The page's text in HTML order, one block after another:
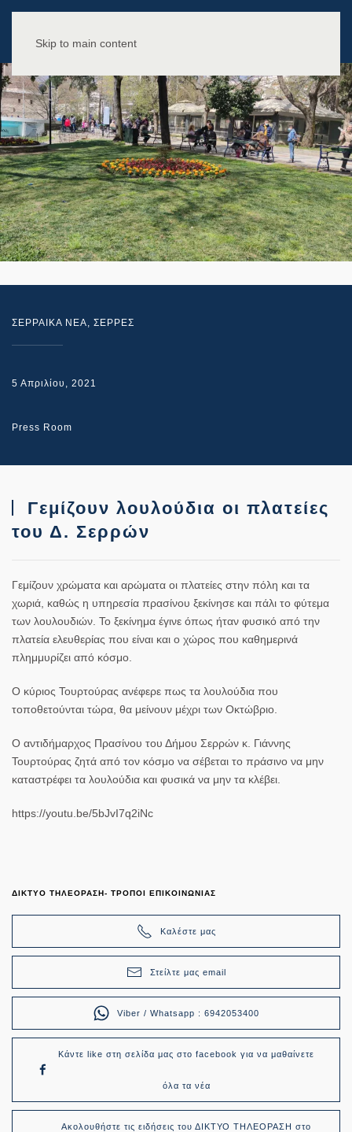
Skip to main content
ΣΕΡΡΑΙΚΑ ΝΕΑ, ΣΕΡΡΕΣ
5 Απριλίου, 2021
Press Room
Γεμίζουν λουλούδια οι πλατείες
του Δ. Σερρών
Γεμίζουν χρώματα και αρώματα οι πλατείες στην πόλη και τα
χωριά, καθώς η υπηρεσία πρασίνου ξεκίνησε και πάλι το φύτεμα
των λουλουδιών. Το ξεκίνημα έγινε όπως ήταν φυσικό από την
πλατεία ελευθερίας που είναι και ο χώρος που καθημερινά
πλημμυρίζει από κόσμο.
Ο κύριος Τουρτούρας ανέφερε πως τα λουλούδια που
τοποθετούνται τώρα, θα μείνουν μέχρι των Οκτώβριο.
Ο αντιδήμαρχος Πρασίνου του Δήμου Σερρών κ. Γιάννης
Τουρτούρας ζητά από τον κόσμο να σέβεται το πράσινο να μην
καταστρέφει τα λουλούδια και φυσικά να μην τα κλέβει.
https://youtu.be/5bJvI7q2iNc
ΔΙΚΤΥΟ ΤΗΛΕΟΡΑΣΗ- ΤΡΟΠΟΙ ΕΠΙΚΟΙΝΩΝΙΑΣ
Καλέστε μας
Στείλτε μας email
Viber / Whatsapp : 6942053400
Κάντε like στη σελίδα μας στο facebook για να μαθαίνετε
όλα τα νέα
Ακολουθήστε τις ειδήσεις του ΔΙΚΤΥΟ ΤΗΛΕΟΡΑΣΗ στο